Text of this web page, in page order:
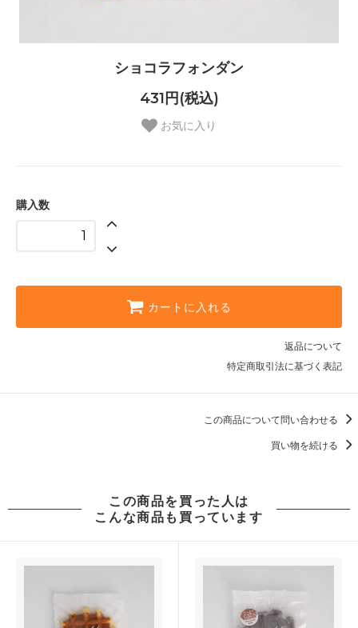
ショコラフォンダン
431円(税込)
お気に入り
購入数
カートに入れる
返品について
特定商取引法に基づく表記
この商品について問い合わせる
買い物を続ける
この商品を買った人は
こんな商品も買っています